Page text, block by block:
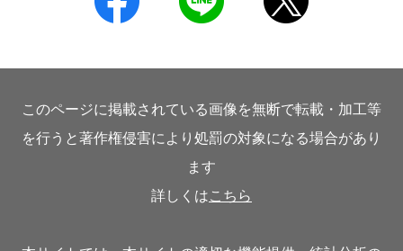
このページに掲載されている画像を無断で転載・加工等
を行うと著作権侵害により処罰の対象になる場合があり
ます
詳しくはこちら